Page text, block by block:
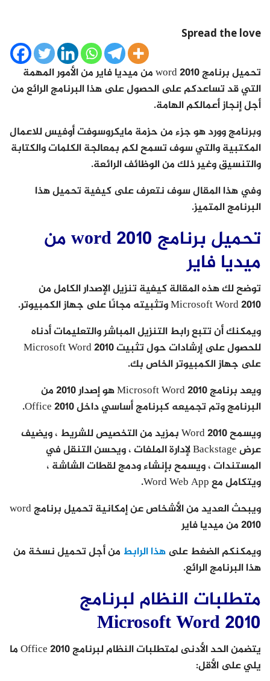
Spread the love
تحميل برنامج word 2010 من ميديا فاير من الأمور المهمة
التي قد تساعدكم على الحصول على هذا البرنامج الرائع من
أجل إنجاز أعمالكم الهامة.
وبرنامج وورد هو جزء من حزمة مايكروسوفت أوفيس للاعمال
المكتبية والتي سوف تسمح لكم بمعالجة الكلمات والكتابة
والتنسيق وغير ذلك من الوظائف الرائعة.
وفي هذا المقال سوف نتعرف على كيفية تحميل هذا
البرنامج المتميز.
تحميل برنامج word 2010 من
ميديا فاير
توضح لك هذه المقالة كيفية تنزيل الإصدار الكامل من
Microsoft Word 2010 وتثبيته مجانًا على جهاز الكمبيوتر.
ويمكنك أن تتبع رابط التنزيل المباشر والتعليمات أدناه
للحصول على إرشادات حول تثبيت Microsoft Word 2010
على جهاز الكمبيوتر الخاص بك.
ويعد برنامج Microsoft Word 2010 هو إصدار 2010 من
البرنامج وتم تجميعه كبرنامج أساسي داخل Office 2010.
ويسمح Word 2010 بمزيد من التخصيص للشريط ، ويضيف
عرض Backstage لإدارة الملفات ، ويحسن التنقل في
المستندات ، ويسمح بإنشاء ودمج لقطات الشاشة ،
ويتكامل مع Word Web App.
ويبحث العديد من الأشخاص عن إمكانية تحميل برنامج word
2010 من ميديا فاير
ويمكنكم الضغط علىهذا الرابط من أجل تحميل نسخة من
هذا البرنامج الرائع.
متطلبات النظام لبرنامج
Microsoft Word 2010
يتضمن الحد الأدنى لمتطلبات النظام لبرنامج Office 2010 ما
يلي على الأقل: